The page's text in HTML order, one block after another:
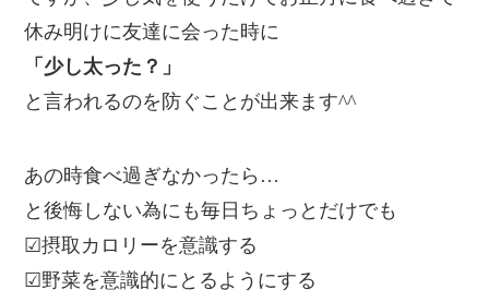
休み明けに友達に会った時に
「少し太った？」
と言われるのを防ぐことが出来ます^^
あの時食べ過ぎなかったら…
と後悔しない為にも毎日ちょっとだけでも
☑摂取カロリーを意識する
☑野菜を意識的にとるようにする